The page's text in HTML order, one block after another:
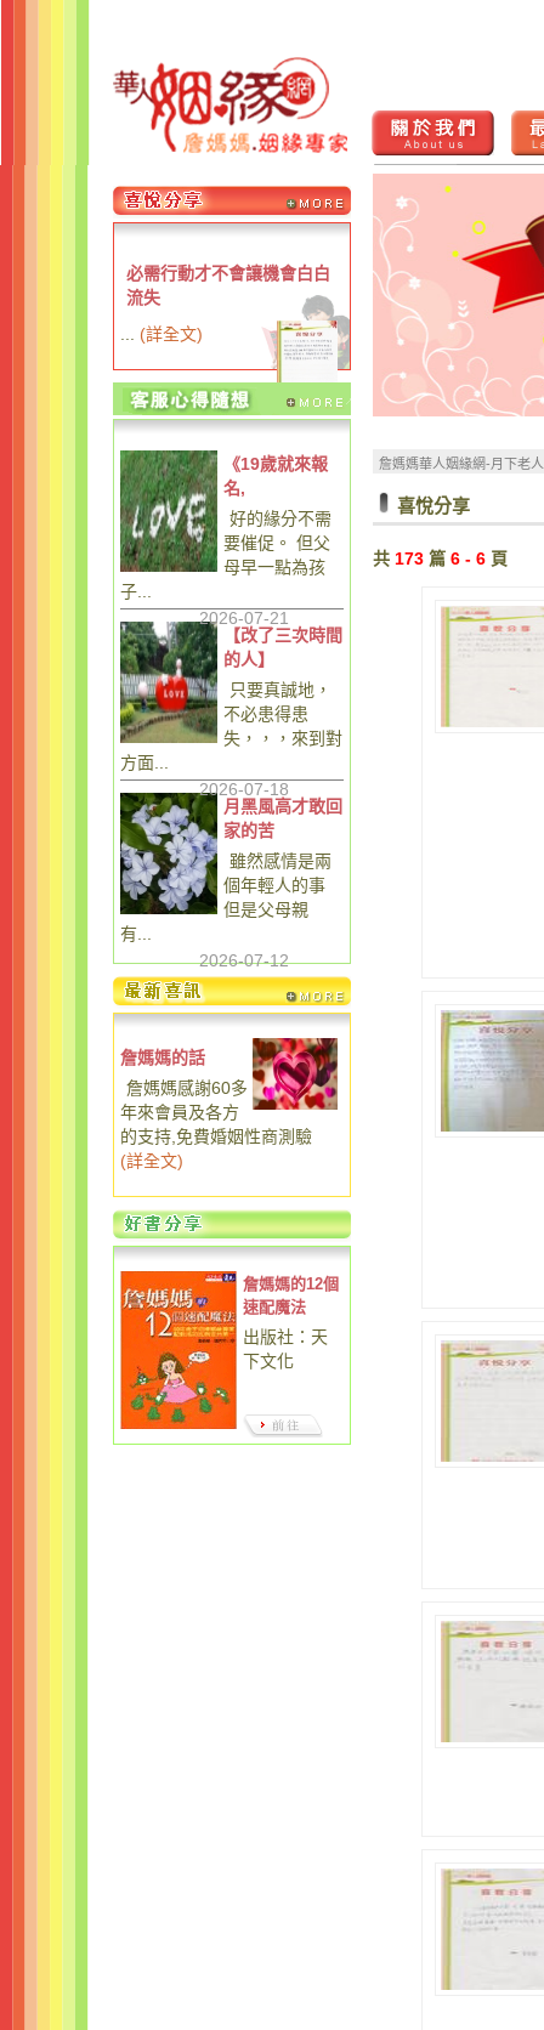
必需行動才不會讓機會白白
流失
(詳全文)
《19歲就來報
名,
好的緣分不需
要催促。 但父
母早一點為孩
子...
2026-07-21
【改了三次時間
的人】
只要真誠地，
不必患得患
失，，，來到對
方面...
2026-07-18
月黑風高才敢回
家的苦
雖然感情是兩
個年輕人的事
但是父母親
有...
2026-07-12
詹媽媽的話
詹媽媽感謝60多
年來會員及各方
的支持,免費婚姻性商測驗
(詳全文)
詹媽媽的12個
速配魔法
出版社：天
下文化
詹媽媽華人姻緣網-月下老
喜悅分享
共 173 篇 6 - 6 頁